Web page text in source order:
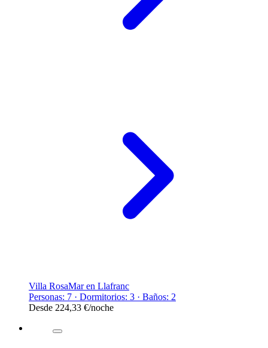
Villa RosaMar en Llafranc
Personas: 7 · Dormitorios: 3 · Baños: 2
Desde 224,33 €/noche